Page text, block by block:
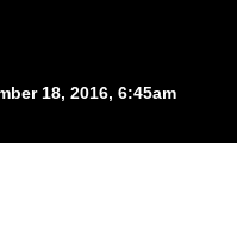
18, 2016, 6:45am